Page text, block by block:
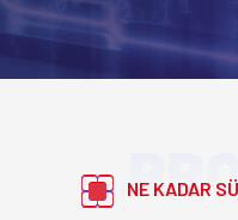
NE KADAR